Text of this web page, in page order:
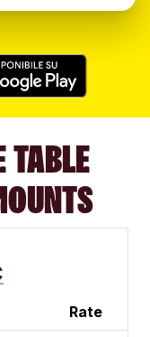
TABLE
Rate